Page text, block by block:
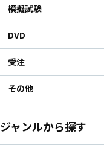
模擬試験
DVD
受注
その他
ジャンルから探す